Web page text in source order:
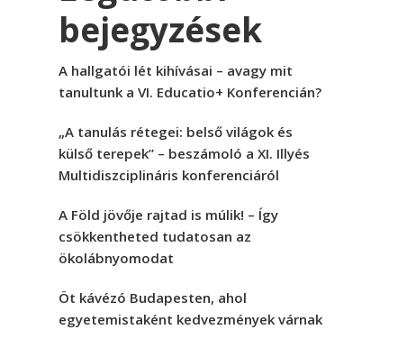
bejegyzések
A hallgatói lét kihívásai – avagy mit
tanultunk a VI. Educatio+ Konferencián?
„A tanulás rétegei: belső világok és
külső terepek” – beszámoló a XI. Illyés
Multidiszciplináris konferenciáról
A Föld jövője rajtad is múlik! – Így
csökkentheted tudatosan az
ökolábnyomodat
Öt kávézó Budapesten, ahol
egyetemistaként kedvezmények várnak